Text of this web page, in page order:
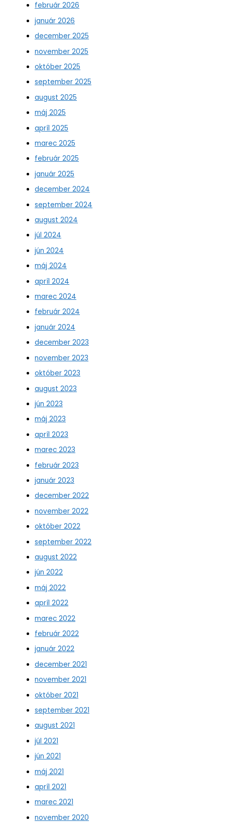
február 2026
január 2026
december 2025
november 2025
október 2025
september 2025
august 2025
máj 2025
apríl 2025
marec 2025
február 2025
január 2025
december 2024
september 2024
august 2024
júl 2024
jún 2024
máj 2024
apríl 2024
marec 2024
február 2024
január 2024
december 2023
november 2023
október 2023
august 2023
jún 2023
máj 2023
apríl 2023
marec 2023
február 2023
január 2023
december 2022
november 2022
október 2022
september 2022
august 2022
jún 2022
máj 2022
apríl 2022
marec 2022
február 2022
január 2022
december 2021
november 2021
október 2021
september 2021
august 2021
júl 2021
jún 2021
máj 2021
apríl 2021
marec 2021
november 2020